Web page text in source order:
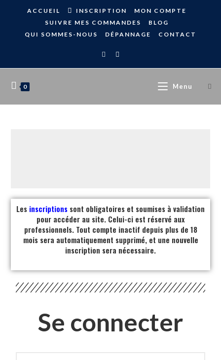
ACCUEIL INSCRIPTION
MON COMPTE
SUIVRE MES COMMANDES
BLOG
QUI SOMMES-NOUS
DÉPANNAGE CONTACT
0 Menu
Les inscriptions sont obligatoires et soumises à validation
pour accéder au site. Celui-ci est réservé aux
professionnels. Tout compte inactif depuis plus de 18
mois sera automatiquement supprimé, et une nouvelle
inscription sera nécessaire.
Se connecter